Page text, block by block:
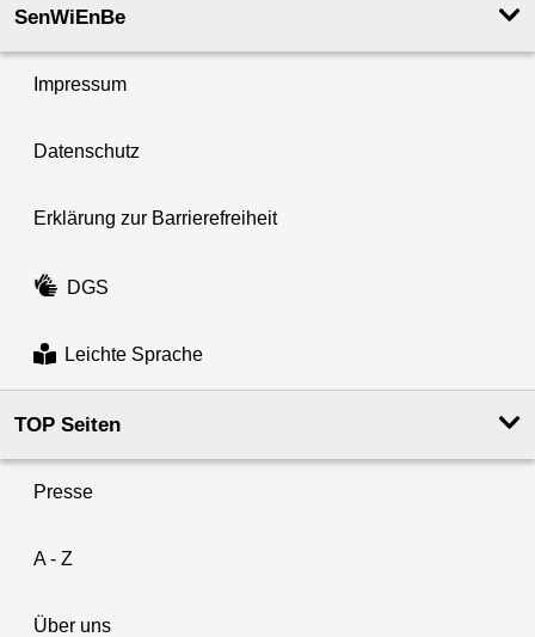
SenWiEnBe
Impressum
Datenschutz
Erklärung zur Barrierefreiheit
DGS
Leichte Sprache
TOP Seiten
Presse
A - Z
Über uns